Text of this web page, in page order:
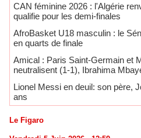
CAN féminine 2026 : l'Algérie
qualifie pour les demi-finales
AfroBasket U18 masculin : le
en quarts de finale
Amical : Paris Saint-Germain et
neutralisent (1-1), Ibrahima
Lionel Messi en deuil: son père,
ans
Le Figaro